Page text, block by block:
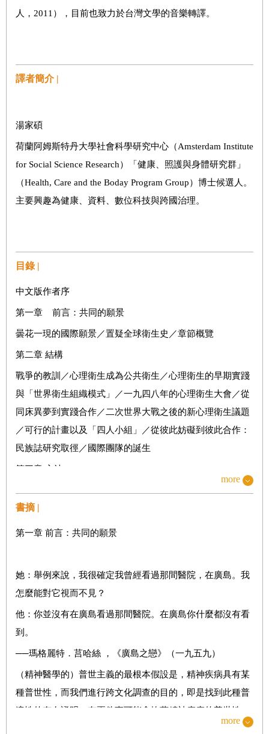
人，2011），目前也致力於台灣文學的音樂轉譯。
譯者簡介 |
湯家碩
荷蘭阿姆斯特丹大學社會科學研究中心（Amsterdam Institute
for Social Science Research）「健康、照護與身體研究群」
（Health, Care and the Boday Program Group）博士候選人。
主要興趣為健康、資料、數位科技與跨國治理。
目錄 |
中文版作者序
第一章 前言：共同的願景
曇花一現的國際願景／置疑全球衛生史／章節概覽
第二章 結構
戰爭的教訓／心理衛生成為公共衛生／心理衛生的早期實踐
與「世界衛生組織模式」／一九四八年的心理衛生大會／從
同床異夢到實踐合作／二次世界大戰之後的新心理衛生議題
／可行的計畫以及「四人小組」／從彼此妨礙到彼此合作：
民族誌研究取徑／國際團隊的誕生
第三章 方法
對於共同語言的需求／美國國家心理衛生院／世界衛生組織
的星探以及他們的跨國之行／一九六一：世界心理衛生聯盟
第四章 專家
非洲與拉丁美洲／台灣：一位理想的枕邊人／一段並不完整
的去殖民過程／「中國」作為科學中的他者／台灣：一個用
於理解「中國人」的實驗場／專家們的「夢景」／僅存在想
像中的對等立場
第五章 科技
打造國際主義／分類做為一種達成標準化的手段／資訊科技
more
書摘 |
第一章 前言：共同的願景
她：舉例來說，我很確定我曾經看過那間醫院，在廣島。我
怎麼能對它視而不見？
他：你並沒有在廣島看過那間醫院。在廣島你什麼都沒有看
到。
──瑪格麗特．莒哈絲 ，《廣島之戀》（一九五九）
（精神醫學的）普世主義的最根本假設是，精神疾病具有某
種普世性，而我們進行跨文化調查的目的，即是找到此種普
遍性的存在證明。有兩件事可能會掩蓋精神疾病的普世性：
第一、我們在不同情境中歸類病症的方式。第二、病症如何
more